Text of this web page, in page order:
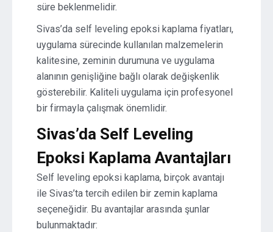
süre beklenmelidir.
Sivas’da self leveling epoksi kaplama fiyatları,
uygulama sürecinde kullanılan malzemelerin
kalitesine, zeminin durumuna ve uygulama
alanının genişliğine bağlı olarak değişkenlik
gösterebilir. Kaliteli uygulama için profesyonel
bir firmayla çalışmak önemlidir.
Sivas’da Self Leveling
Epoksi Kaplama Avantajları
Self leveling epoksi kaplama, birçok avantajı
ile Sivas’ta tercih edilen bir zemin kaplama
seçeneğidir. Bu avantajlar arasında şunlar
bulunmaktadır: